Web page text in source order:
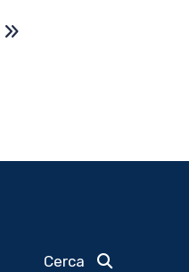
Cerca